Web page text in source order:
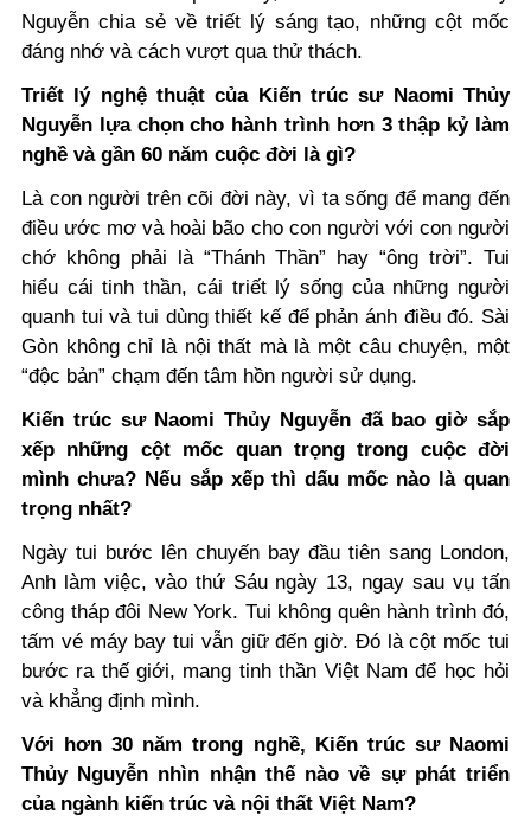
Nguyễn chia sẻ về triết lý sáng tạo, những cột mốc
đáng nhớ và cách vượt qua thử thách.
Triết lý nghệ thuật của Kiến trúc sư Naomi Thủy
Nguyễn lựa chọn cho hành trình hơn 3 thập kỷ làm
nghề và gần 60 năm cuộc đời là gì?
Là con người trên cõi đời này, vì ta sống để mang đến
điều ước mơ và hoài bão cho con người với con người
chớ không phải là “Thánh Thần” hay “ông trời”. Tui
hiểu cái tinh thần, cái triết lý sống của những người
quanh tui và tui dùng thiết kế để phản ánh điều đó. Sài
Gòn không chỉ là nội thất mà là một câu chuyện, một
“độc bản” chạm đến tâm hồn người sử dụng.
Kiến trúc sư Naomi Thủy Nguyễn đã bao giờ sắp
xếp những cột mốc quan trọng trong cuộc đời
mình chưa? Nếu sắp xếp thì dấu mốc nào là quan
trọng nhất?
Ngày tui bước lên chuyến bay đầu tiên sang London,
Anh làm việc, vào thứ Sáu ngày 13, ngay sau vụ tấn
công tháp đôi New York. Tui không quên hành trình đó,
tấm vé máy bay tui vẫn giữ đến giờ. Đó là cột mốc tui
bước ra thế giới, mang tinh thần Việt Nam để học hỏi
và khẳng định mình.
Với hơn 30 năm trong nghề, Kiến trúc sư Naomi
Thủy Nguyễn nhìn nhận thế nào về sự phát triển
của ngành kiến trúc và nội thất Việt Nam?